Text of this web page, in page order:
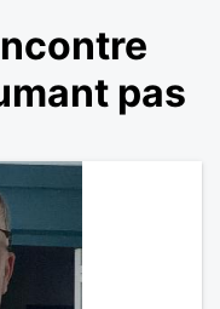
pas